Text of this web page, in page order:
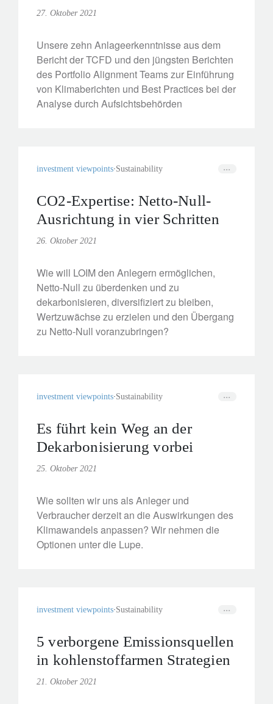
27. Oktober 2021
Unsere zehn Anlageerkenntnisse aus dem
Bericht der TCFD und den jüngsten Berichten
des Portfolio Alignment Teams zur Einführung
von Klimaberichten und Best Practices bei der
Analyse durch Aufsichtsbehörden
investment viewpoints Sustainability
CO2-Expertise: Netto-Null-
Ausrichtung in vier Schritten
26. Oktober 2021
Wie will LOIM den Anlegern ermöglichen,
Netto-Null zu überdenken und zu
dekarbonisieren, diversifiziert zu bleiben,
Wertzuwächse zu erzielen und den Übergang
zu Netto-Null voranzubringen?
investment viewpoints Sustainability
Es führt kein Weg an der
Dekarbonisierung vorbei
25. Oktober 2021
Wie sollten wir uns als Anleger und
Verbraucher derzeit an die Auswirkungen des
Klimawandels anpassen? Wir nehmen die
Optionen unter die Lupe.
investment viewpoints Sustainability
5 verborgene Emissionsquellen
in kohlenstoffarmen Strategien
21. Oktober 2021